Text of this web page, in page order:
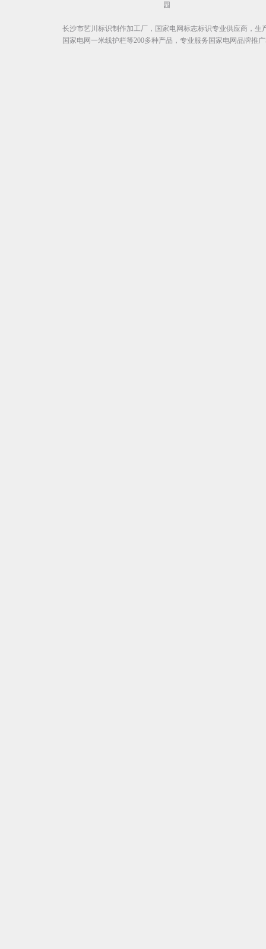
园
长沙市艺川标识制作加工厂，国家电网标志标识专业供应商，
国家电网一米线护栏等200多种产品，专业服务国家电网品牌推